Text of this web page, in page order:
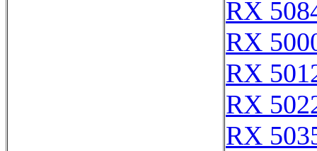
RX
RX
RX
RX
RX